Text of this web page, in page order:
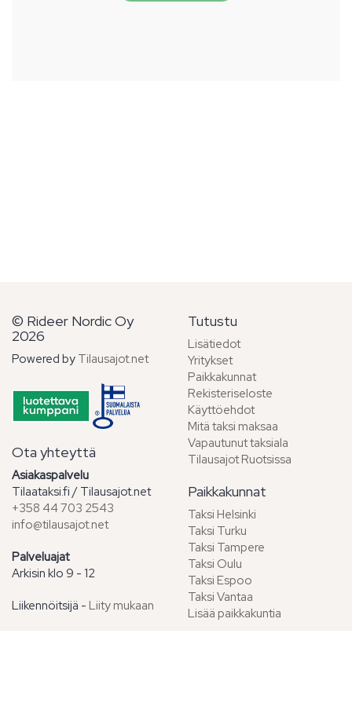
© Rideer Nordic Oy
2026
Powered by Tilausajot.net
Ota yhteyttä
Asiakaspalvelu
Tilaataksi.fi / Tilausajot.net
+358 44 703 2543
info@tilausajot.net
Palveluajat
Arkisin klo 9 - 12
Liikennöitsijä - Liity mukaan
Tutustu
Lisätiedot
Yritykset
Paikkakunnat
Rekisteriseloste
Käyttöehdot
Mitä taksi maksaa
Vapautunut taksiala
Tilausajot Ruotsissa
Paikkakunnat
Taksi Helsinki
Taksi Turku
Taksi Tampere
Taksi Oulu
Taksi Espoo
Taksi Vantaa
Lisää paikkakuntia